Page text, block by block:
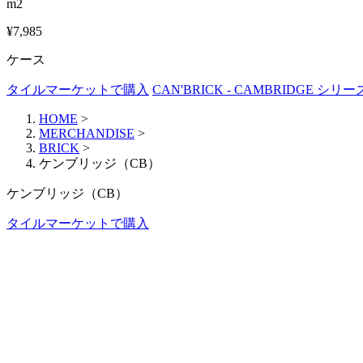
m2
¥7,985
ケース
タイルマーケットで購入 CAN'BRICK - CAMBRIDGE シリー
HOME >
MERCHANDISE >
BRICK >
ケンブリッジ（CB）
ケンブリッジ（CB）
タイルマーケットで購入